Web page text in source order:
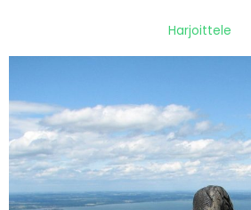
Harjoittele